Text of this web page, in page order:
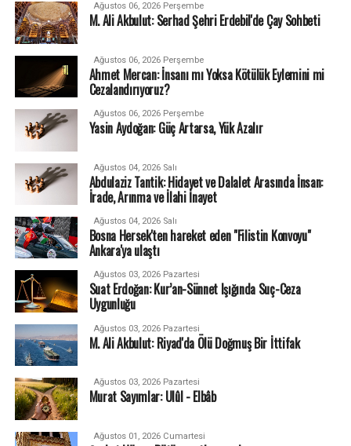
Ağustos 06, 2026 Perşembe
M. Ali Akbulut: Serhad Şehri Erdebil'de Çay Sohbeti
Ağustos 06, 2026 Perşembe
Ahmet Mercan: İnsanı mı Yoksa Kötülük Eylemini mi
Cezalandırıyoruz?
Ağustos 06, 2026 Perşembe
Yasin Aydoğan: Güç Artarsa, Yük Azalır
Ağustos 04, 2026 Salı
Abdulaziz Tantik: Hidayet ve Dalalet Arasında İnsan:
İrade, Arınma ve İlahi İnayet
Ağustos 04, 2026 Salı
Bosna Hersek'ten hareket eden "Filistin Konvoyu"
Ankara'ya ulaştı
Ağustos 03, 2026 Pazartesi
Suat Erdoğan: Kur’an-Sünnet Işığında Suç-Ceza
Uygunluğu
Ağustos 03, 2026 Pazartesi
M. Ali Akbulut: Riyad'da Ölü Doğmuş Bir İttifak
Ağustos 03, 2026 Pazartesi
Murat Sayımlar: Ulûl - Elbâb
Ağustos 01, 2026 Cumartesi